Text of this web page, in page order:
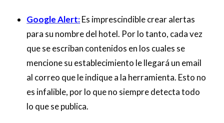
Google Alert:Es imprescindible crear alertas
para su nombre del hotel. Por lo tanto, cada vez
que se escriban contenidos en los cuales se
mencione su establecimiento le llegará un email
al correo que le indique a la herramienta. Esto no
es infalible, por lo que no siempre detecta todo
lo que se publica.